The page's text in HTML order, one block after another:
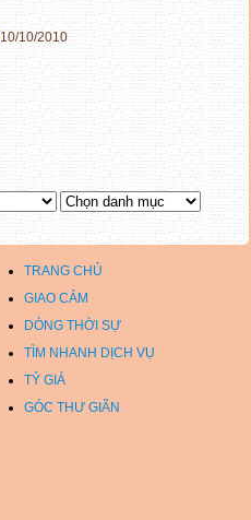
10/10/2010
TRANG CHỦ
GIAO CẢM
DÒNG THỜI SỰ
TÌM NHANH DỊCH VỤ
TỶ GIÁ
GÓC THƯ GIÃN